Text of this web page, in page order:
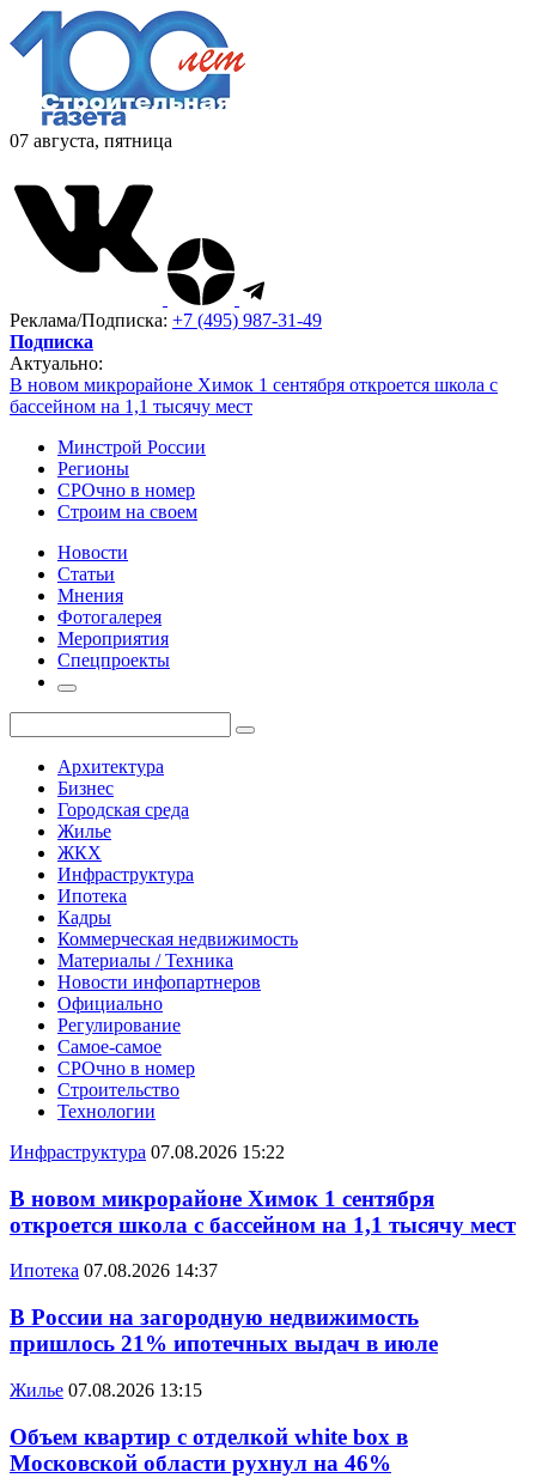
07 августа, пятница
Реклама/Подписка: +7 (495) 987-31-49
Подписка
Актуально:
В новом микрорайоне Химок 1 сентября откроется школа с
бассейном на 1,1 тысячу мест
Минстрой России
Регионы
СРОчно в номер
Строим на своем
Новости
Статьи
Мнения
Фотогалерея
Мероприятия
Спецпроекты
Архитектура
Бизнес
Городская среда
Жилье
ЖКХ
Инфраструктура
Ипотека
Кадры
Коммерческая недвижимость
Материалы / Техника
Новости инфопартнеров
Официально
Регулирование
Самое-самое
СРОчно в номер
Строительство
Технологии
Инфраструктура 07.08.2026 15:22
В новом микрорайоне Химок 1 сентября
откроется школа с бассейном на 1,1 тысячу мест
Ипотека 07.08.2026 14:37
В России на загородную недвижимость
пришлось 21% ипотечных выдач в июле
Жилье 07.08.2026 13:15
Объем квартир с отделкой white box в
Московской области рухнул на 46%